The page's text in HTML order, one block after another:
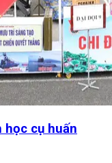
học cụ huấn